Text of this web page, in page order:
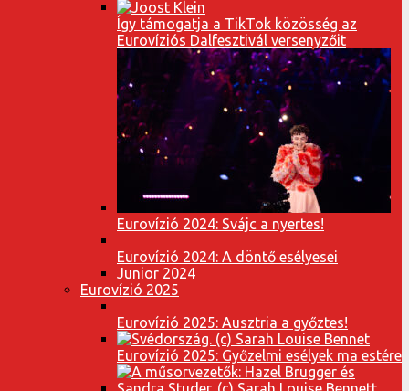
Így támogatja a TikTok közösség az
Eurovíziós Dalfesztivál versenyzőit
Eurovízió 2024: Svájc a nyertes!
Eurovízió 2024: A döntő esélyesei
Junior 2024
Eurovízió 2025
Eurovízió 2025: Ausztria a győztes!
Eurovízió 2025: Győzelmi esélyek ma estére